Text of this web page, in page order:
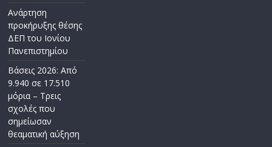
Ανάρτηση
προκήρυξης θέσης
ΔΕΠ του Ιονίου
Πανεπιστημίου
Βάσεις 2026: Από
9.940 σε 17.510
μόρια – Τρεις
σχολές που
σημείωσαν
θεαματική αύξηση